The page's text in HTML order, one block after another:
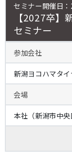
セミナー開催日
【2027卒】
セミナー
参加会社
新潟ヨコハマタ
会場
本社（新潟市中